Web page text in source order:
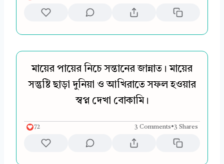
মায়ের পায়ের নিচে সন্তানের জান্নাত। মায়ের
সন্তুষ্টি ছাড়া দুনিয়া ও আখিরাতে সফল হওয়ার
স্বপ্ন দেখা বোকামি।
72 3 Comments•3 Shares